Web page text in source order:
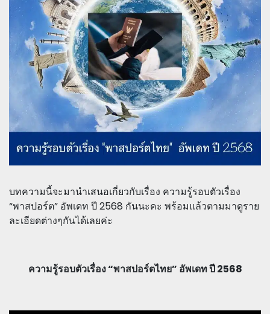
บทความนี้จะมานำเสนอเกี่ยวกับเรื่อง ความรู้รอบตัวเรื่อง
“พาสปอร์ต” อัพเดท ปี 2568 กันนะคะ พร้อมแล้วตามมาดูราย
ละเอียดต่างๆกันได้เลยค่ะ
ความรู้รอบตัวเรื่อง “พาสปอร์ตไทย” อัพเดท ปี 2568